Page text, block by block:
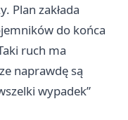
Plan zakłada
do końca
ruch ma
naprawdę są
wypadek”